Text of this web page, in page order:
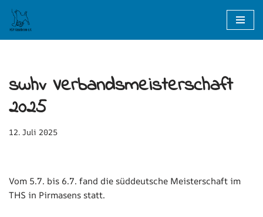
Zum
swhv Verbandsmeisterschaft
2025
12. Juli 2025
Vom 5.7. bis 6.7. fand die süddeutsche Meisterschaft im
THS in Pirmasens statt.